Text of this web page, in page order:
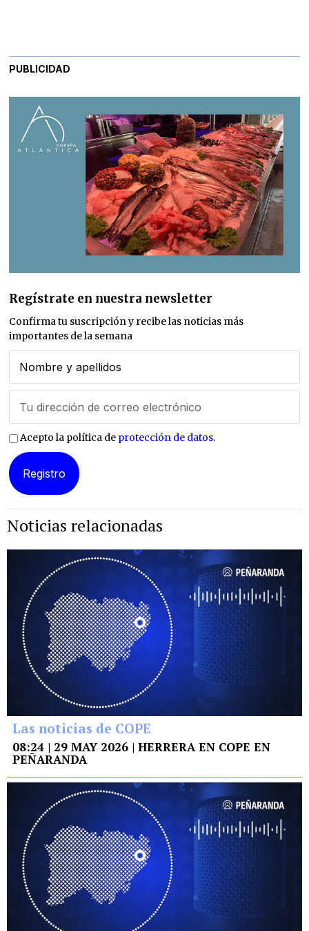
PUBLICIDAD
Regístrate en nuestra newsletter
Confirma tu suscripción y recibe las noticias más
importantes de la semana
Acepto la política de protección de datos.
Noticias relacionadas
Las noticias de COPE
08:24 | 29 MAY 2026 | HERRERA EN COPE EN
PEÑARANDA